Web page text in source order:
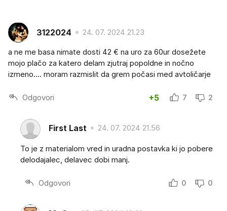
3122024 24. 07. 2024 21.23
a ne me basa nimate dosti 42 € na uro za 60ur dosežete
mojo plačo za katero delam zjutraj popoldne in nočno
izmeno.... moram razmislit da grem počasi med avtoličarje
Odgovori +5 7 2
First Last 24. 07. 2024 21.56
To je z materialom vred in uradna postavka ki jo pobere
delodajalec, delavec dobi manj.
Odgovori 0 0